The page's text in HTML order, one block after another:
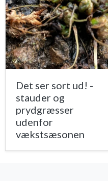
Det ser sort ud! -
stauder og
prydgræsser
udenfor
vækstsæsonen